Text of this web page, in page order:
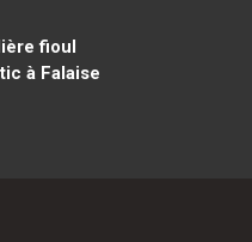
fioul
à Falaise